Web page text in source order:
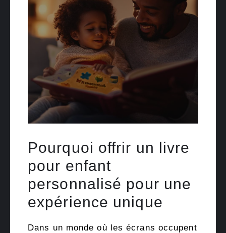
Pourquoi offrir un livre
pour enfant
personnalisé pour une
expérience unique
Dans un monde où les écrans occupent